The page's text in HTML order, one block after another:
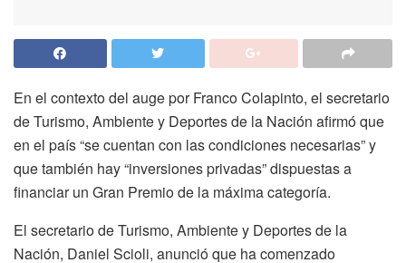
En el contexto del auge por Franco Colapinto, el secretario
de Turismo, Ambiente y Deportes de la Nación afirmó que
en el país “se cuentan con las condiciones necesarias” y
que también hay “inversiones privadas” dispuestas a
financiar un Gran Premio de la máxima categoría.
El secretario de Turismo, Ambiente y Deportes de la
Nación, Daniel Scioli, anunció que ha comenzado